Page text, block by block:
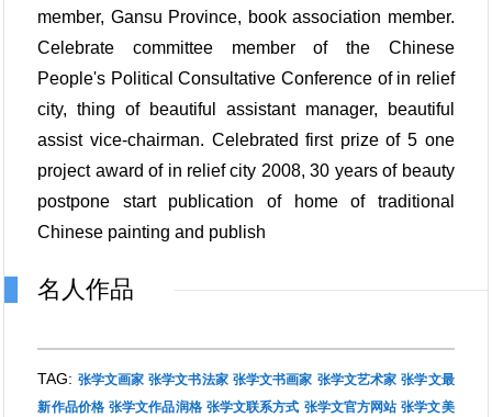
member, Gansu Province, book association member.
Celebrate committee member of the Chinese
People's Political Consultative Conference of in relief
city, thing of beautiful assistant manager, beautiful
assist vice-chairman. Celebrated first prize of 5 one
project award of in relief city 2008, 30 years of beauty
postpone start publication of home of traditional
Chinese painting and publish
名人作品
TAG: 张学文画家 张学文书法家 张学文书画家 张学文艺术家 张学文最
新作品价格 张学文作品润格 张学文联系方式 张学文官方网站 张学文美